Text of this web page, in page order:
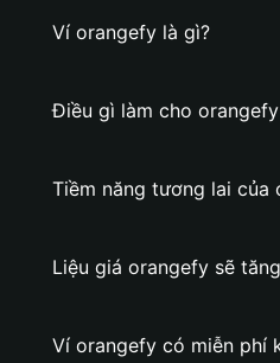
Ví orangefy là gì?
Điều gì làm cho
Tiềm năng tương lai của
Liệu giá orangefy sẽ
Ví orangefy có miễn phí